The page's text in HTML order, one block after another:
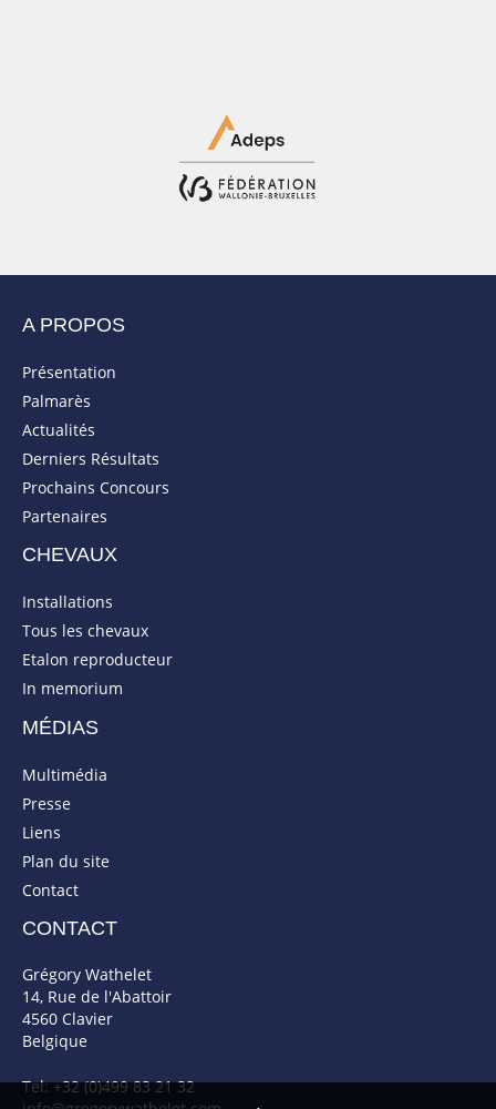
A PROPOS
Présentation
Palmarès
Actualités
Derniers Résultats
Prochains Concours
Partenaires
CHEVAUX
Installations
Tous les chevaux
Etalon reproducteur
In memorium
MÉDIAS
Multimédia
Presse
Liens
Plan du site
Contact
CONTACT
Grégory Wathelet
14, Rue de l'Abattoir
4560 Clavier
Belgique
Tel: +32 (0)499 83 21 32